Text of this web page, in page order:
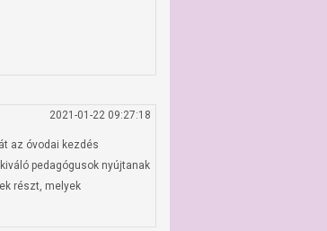
2021-01-22 09:27:18
az óvodai kezdés
pedagógusok nyújtanak
részt, melyek